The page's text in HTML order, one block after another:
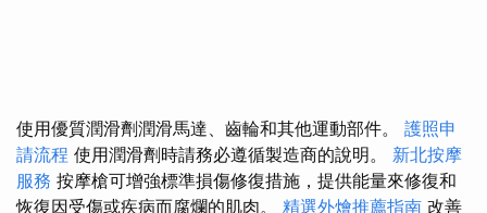
使用優質潤滑劑潤滑馬達、齒輪和其他運動部件。 護照申
請流程 使用潤滑劑時請務必遵循製造商的說明。 新北按摩
服務 按摩槍可增強標準損傷修復措施，提供能量來修復和
恢復因受傷或疾病而腐爛的肌肉。 精選外燴推薦指南 改善